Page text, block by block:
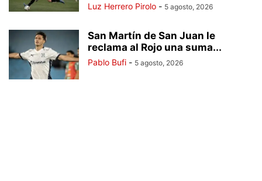
Luz Herrero Pirolo - 5 agosto, 2026
San Martín de San Juan le
reclama al Rojo una suma...
Pablo Bufi - 5 agosto, 2026